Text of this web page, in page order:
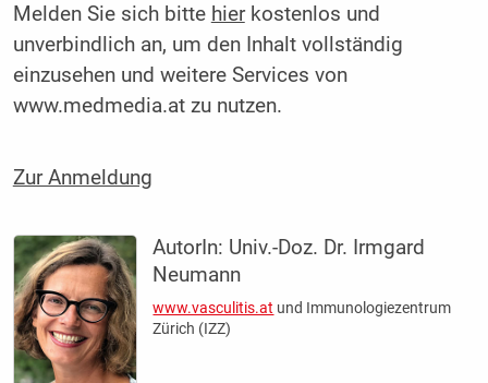
Melden Sie sich bitte hierkostenlos und
unverbindlich an, um den Inhalt vollständig
einzusehen und weitere Services von
www.medmedia.at zu nutzen.
Zur Anmeldung
AutorIn: Univ.-Doz. Dr. Irmgard
Neumann
www.vasculitis.at und Immunologiezentrum
Zürich (IZZ)